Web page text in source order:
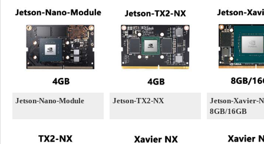
Jetson-Nano-Module Jetson-TX2-NX
Jetson-Xavier-
8GB/16GB